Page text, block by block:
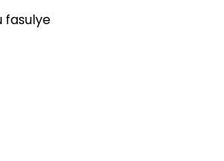
fasulye